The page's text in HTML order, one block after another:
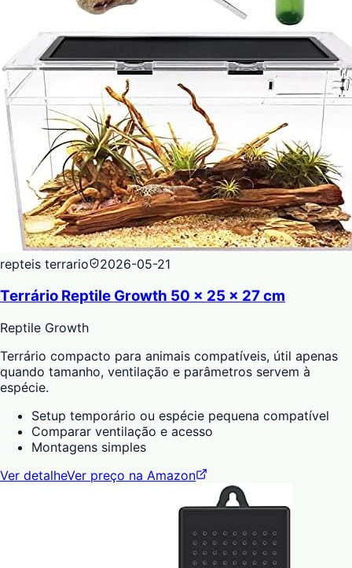
repteis terrario 2026-05-21
Terrário Reptile Growth 50 x 25 x 27 cm
Reptile Growth
Terrário compacto para animais compatíveis, útil apenas
quando tamanho, ventilação e parâmetros servem à
espécie.
Setup temporário ou espécie pequena compatível
Comparar ventilação e acesso
Montagens simples
Ver detalheVer preço na Amazon